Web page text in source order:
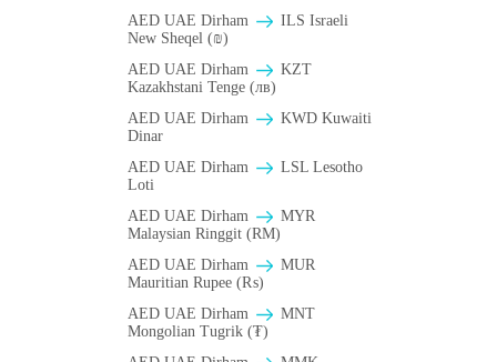
AED UAE Dirham
ILS Israeli
New Sheqel (₪)
AED UAE Dirham
KZT
Kazakhstani Tenge (лв)
AED UAE Dirham
KWD Kuwaiti
Dinar
AED UAE Dirham
LSL Lesotho
Loti
AED UAE Dirham
MYR
Malaysian Ringgit (RM)
AED UAE Dirham
MUR
Mauritian Rupee (₨)
AED UAE Dirham
MNT
Mongolian Tugrik (₮)